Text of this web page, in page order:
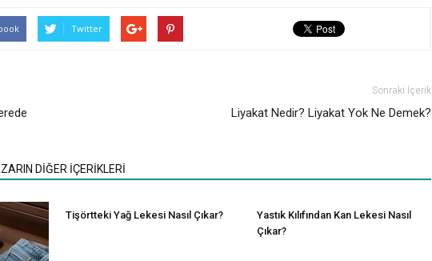
Twitter
Sonraki İçerik
Liyakat Nedir? Liyakat Yok Ne Demek?
DİĞER İÇERİKLERİ
Tişörtteki Yağ Lekesi Nasıl Çıkar?
Yastık Kılıfından Kan Lekesi Nasıl
Çıkar?